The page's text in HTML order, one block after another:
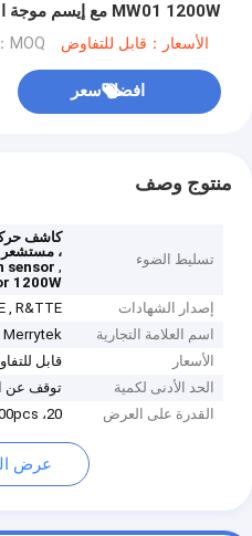
MW01 1200W مع إيسم موجة الفرقة
الأسعار：قابل للتفاوض MOQ：توقف عن الإنتاج ، غير متوفر.
افضل سعر
منتوج وصف
تسليط الضوء
كاشف
، مستشعر
,
sensor
1200W
إصدار الشهادات
, R&TTE
اسم العلامة التجارية
Merrytek
الأسعار
قابل
الحد الأدنى لكمية
توقف عن
القدرة على العرض
20، 000pcs في الشهر
عرض